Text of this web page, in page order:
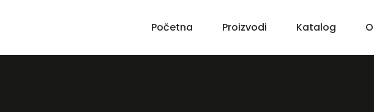
Početna Proizvodi Katalog